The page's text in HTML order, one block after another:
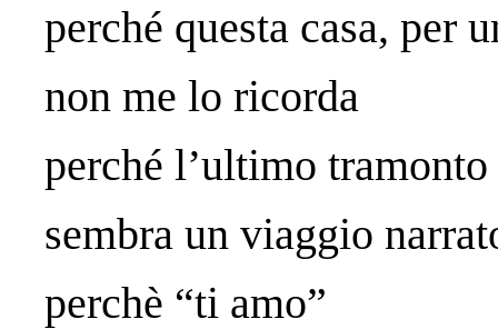
perché questa casa, per
non me lo ricorda
perché l’ultimo tramonto
sembra un viaggio
perchè “ti amo”